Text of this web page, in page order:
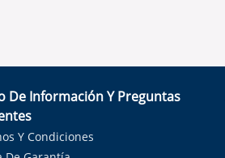
De Información Y Preguntas
Y Condiciones